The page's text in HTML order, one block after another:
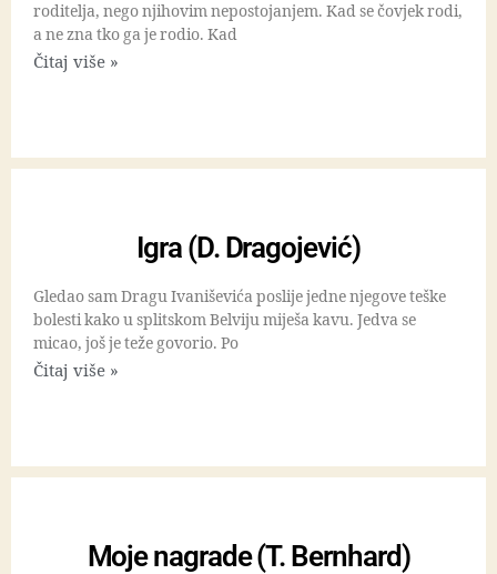
roditelja, nego njihovim nepostojanjem. Kad se čovjek rodi,
a ne zna tko ga je rodio. Kad
Čitaj više »
Igra (D. Dragojević)
Gledao sam Dragu Ivaniševića poslije jedne njegove teške
bolesti kako u splitskom Belviju miješa kavu. Jedva se
micao, još je teže govorio. Po
Čitaj više »
Moje nagrade (T. Bernhard)